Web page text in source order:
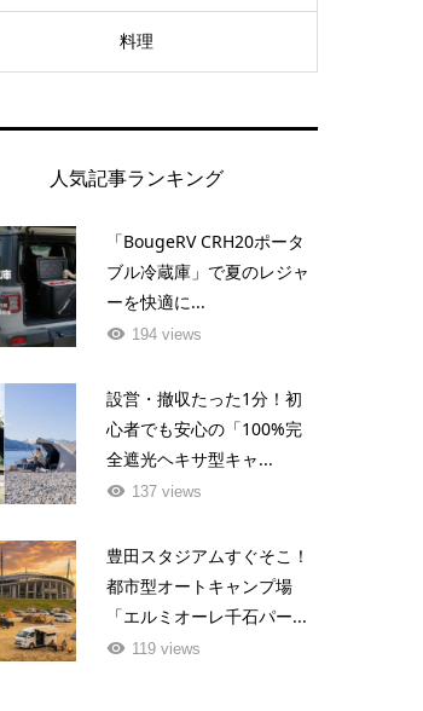
料理
人気記事ランキング
「BougeRV CRH20ポータ
ブル冷蔵庫」で夏のレジャ
ーを快適に...
194 views
設営・撤収たった1分！初
心者でも安心の「100%完
全遮光ヘキサ型キャ...
137 views
豊田スタジアムすぐそこ！
都市型オートキャンプ場
「エルミオーレ千石パー...
119 views